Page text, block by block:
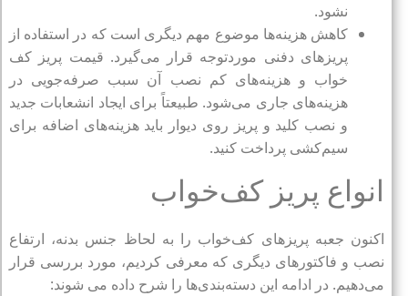
نشود.
کاهش هزینه‌ها موضوع مهم دیگری است که در استفاده از
پریزهای دفنی موردتوجه قرار می‌گیرد. قیمت پریز کف
خواب و هزینه‌های کم نصب آن سبب صرفه‌جویی در
هزینه‌های جاری می‌شود‌. طبیعتاً برای ایجاد انشعابات جدید
و نصب کلید و پریز روی دیوار باید هزینه‌های اضافه برای
سیم‌کشی پرداخت کنید.
انواع پریز کف‌خواب
اکنون جعبه پریزهای کف‌خواب را به لحاظ جنس بدنه، ارتفاع
نصب و فاکتورهای دیگری که معرفی کردیم، مورد بررسی قرار
می‌دهیم. در ادامه این دسته‌بندی‌ها را شرح داده می شوند: